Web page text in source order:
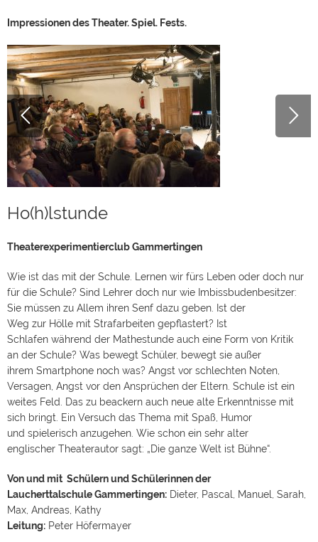
Impressionen des Theater. Spiel. Fests.
für die Schule? Sind Lehrer doch nur wie Imbissbudenbesitzer:
Sie müssen zu Allem ihren Senf dazu geben. Ist der
Weg zur Hölle mit Strafarbeiten gepflastert? Ist
Schlafen während der Mathestunde auch eine Form von Kritik
an der Schule? Was bewegt Schüler, bewegt sie außer
ihrem Smartphone noch was? Angst vor schlechten Noten,
Versagen, Angst vor den Ansprüchen der Eltern. Schule ist ein
weites Feld. Das zu beackern auch neue alte Erkenntnisse mit
sich bringt. Ein Versuch das Thema mit Spaß, Humor
und spielerisch anzugehen. Wie schon ein sehr alter
englischer Theaterautor sagt: „Die ganze Welt ist Bühne“.
Laucherttalschule Gammertingen:Dieter, Pascal, Manuel, Sarah,
Max, Andreas, Kathy
Leitung:Peter Höfermayer